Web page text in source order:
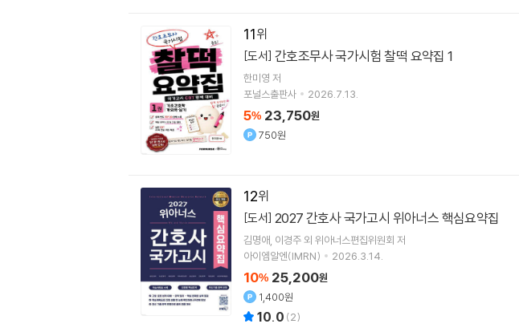
11
[도서] 간호조무사 국가시험 찰떡 요약집 1
한미영 저
포널스출판사
2026.7.13.
5% 23,750원
750원
12
[도서] 2027 간호사 국가고시 위아너스 핵심요약집
김명애 이경주 외 위아너스편집위원회 저
아이엠알엔(IMRN)
2026.3.14.
10% 25,200원
1,400원
10.0 (2)